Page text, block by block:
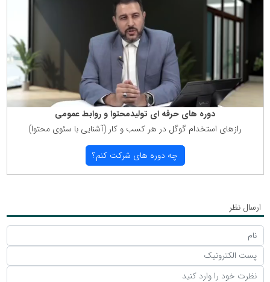
دوره های حرفه ای تولیدمحتوا و روابط عمومی
رازهای استخدام گوگل در هر كسب و كار (آشنایی با سئوی محتوا)
چه دوره های شركت كنم؟
ارسال نظر